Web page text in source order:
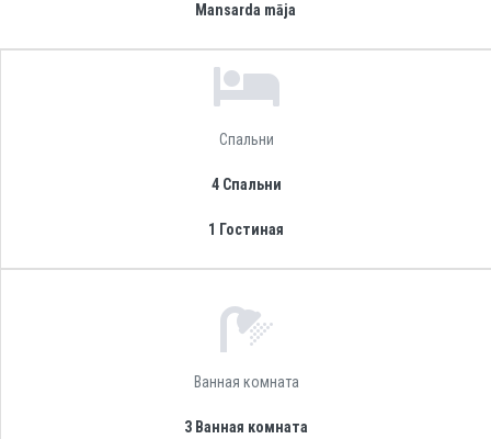
Mansarda māja
Спальни
4 Спальни
1 Гостиная
Ванная комната
3 Ванная комната